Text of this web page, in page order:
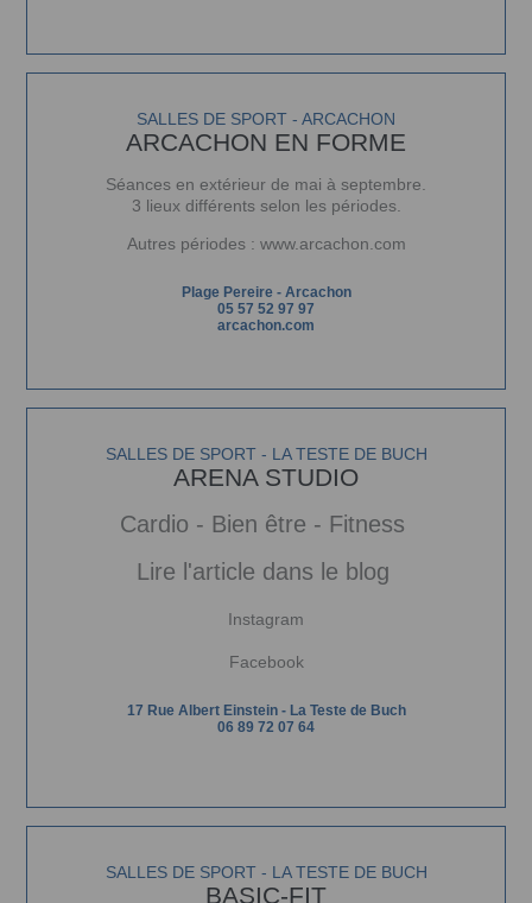
SALLES DE SPORT - ARCACHON
ARCACHON EN FORME
Séances en extérieur de mai à septembre.
3 lieux différents selon les périodes.
Autres périodes : www.arcachon.com
Plage Pereire - Arcachon
05 57 52 97 97
arcachon.com
SALLES DE SPORT - LA TESTE DE BUCH
ARENA STUDIO
Cardio - Bien être - Fitness
Lire l'article dans le blog
Instagram
Facebook
17 Rue Albert Einstein - La Teste de Buch
06 89 72 07 64
SALLES DE SPORT - LA TESTE DE BUCH
BASIC-FIT